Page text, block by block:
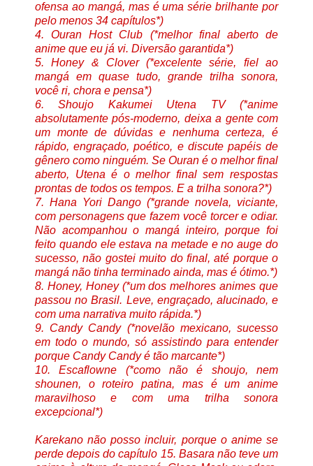
ofensa ao mangá, mas é uma série brilhante por
pelo menos 34 capítulos*)
4. Ouran Host Club (*melhor final aberto de
anime que eu já vi. Diversão garantida*)
5. Honey & Clover (*excelente série, fiel ao
mangá em quase tudo, grande trilha sonora,
você ri, chora e pensa*)
6. Shoujo Kakumei Utena TV (*anime
absolutamente pós-moderno, deixa a gente com
um monte de dúvidas e nenhuma certeza, é
rápido, engraçado, poético, e discute papéis de
gênero como ninguém. Se Ouran é o melhor final
aberto, Utena é o melhor final sem respostas
prontas de todos os tempos. E a trilha sonora?*)
7. Hana Yori Dango (*grande novela, viciante,
com personagens que fazem você torcer e odiar.
Não acompanhou o mangá inteiro, porque foi
feito quando ele estava na metade e no auge do
sucesso, não gostei muito do final, até porque o
mangá não tinha terminado ainda, mas é ótimo.*)
8. Honey, Honey (*um dos melhores animes que
passou no Brasil. Leve, engraçado, alucinado, e
com uma narrativa muito rápida.*)
9. Candy Candy (*novelão mexicano, sucesso
em todo o mundo, só assistindo para entender
porque Candy Candy é tão marcante*)
10. Escaflowne (*como não é shoujo, nem
shounen, o roteiro patina, mas é um anime
maravilhoso e com uma trilha sonora
excepcional*)
Karekano não posso incluir, porque o anime se
perde depois do capítulo 15. Basara não teve um